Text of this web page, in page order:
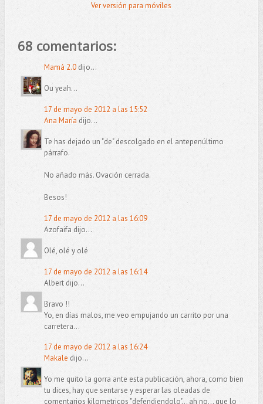
Ver versión para móviles
68 comentarios:
Mamá 2.0dijo...
Ou yeah...
17 de mayo de 2012 a las 15:52
Ana María dijo...
Te has dejado un "de" descolgado en el antepenúltimo
párrafo.
No añado más. Ovación cerrada.
Besos!
17 de mayo de 2012 a las 16:09
Azofaifa dijo...
Olé, olé y olé
17 de mayo de 2012 a las 16:14
Albert dijo...
Bravo !!
Yo, en días malos, me veo empujando un carrito por una
carretera...
17 de mayo de 2012 a las 16:24
Makale dijo...
Yo me quito la gorra ante esta publicación, ahora, como bien
tu dices, hay que sentarse y esperar las oleadas de
comentarios kilometricos "defendiendolo"... ah no... que lo